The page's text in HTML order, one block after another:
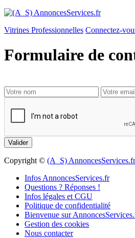
Vitrines Professionnelles Connectez-
Formulaire de
Copyright © (A_S) AnnoncesServices.fr
Infos AnnoncesServices.fr
Questions ? Réponses !
Infos légales et CGU
Politique de confidentialité
Bienvenue sur
Gestion des cookies
Nous contacter